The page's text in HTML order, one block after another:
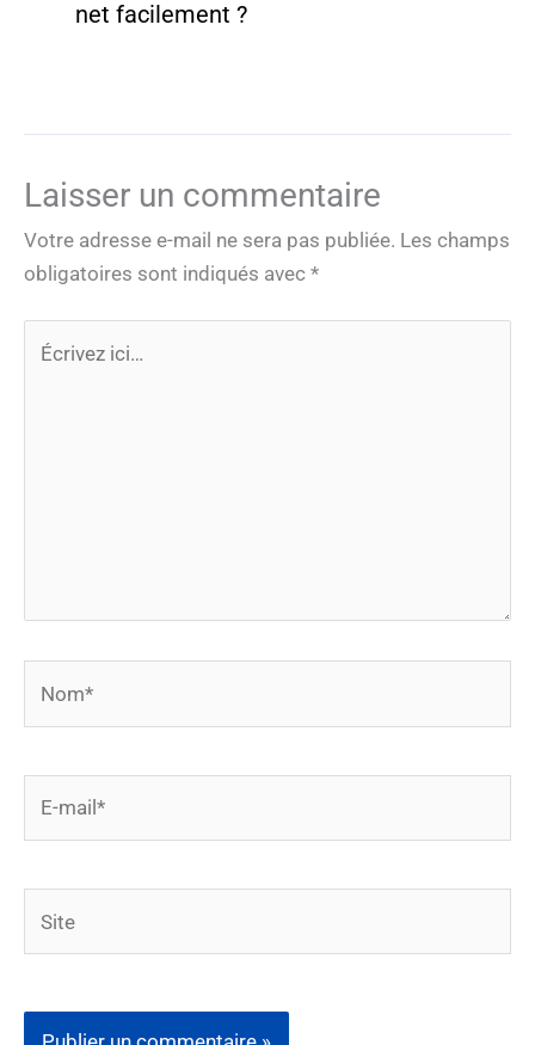
net facilement ?
Laisser un commentaire
Votre adresse e-mail ne sera pas publiée. Les champs
obligatoires sont indiqués avec *